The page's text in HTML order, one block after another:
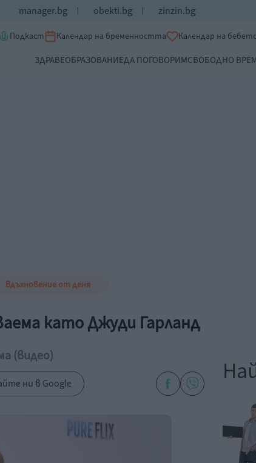
manager.bg obekti.bg zinzin.bg
Подкаст Календар на бременността Календар на
ЗДРАВЕОБРАЗОВАНИЕДА ПОГОВОРИМСВОБОДНО
Вдъхновение от деня
като Джуди Гарланд
(видео)
ни в Google